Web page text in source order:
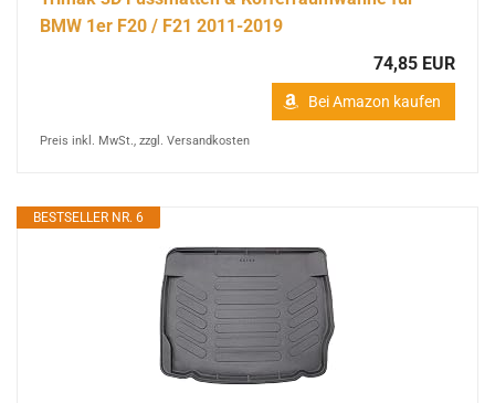
BMW 1er F20 / F21 2011-2019
74,85 EUR
Bei Amazon kaufen
Preis inkl. MwSt., zzgl. Versandkosten
BESTSELLER NR. 6